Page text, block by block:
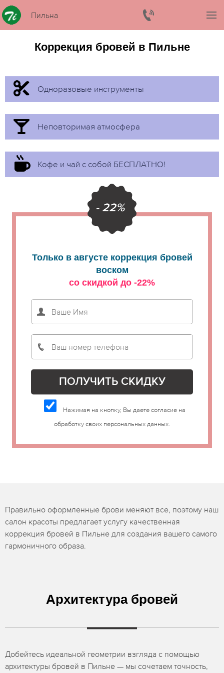
Пильна
Коррекция бровей в Пильне
Одноразовые инструменты
Неповторимая атмосфера
Кофе и чай с собой БЕСПЛАТНО!
- 22%
Только в августе коррекция бровей
воском
со скидкой до -22%
Нажимая на кнопку, Вы даете согласие на
обработку своих персональных данных.
Правильно оформленные брови меняют все, поэтому наш
салон красоты предлагает услугу качественная
коррекция бровей в Пильне для создания вашего самого
гармоничного образа.
Архитектура бровей
Добейтесь идеальной геометрии взгляда с помощью
архитектуры бровей в Пильне — мы сочетаем точность,